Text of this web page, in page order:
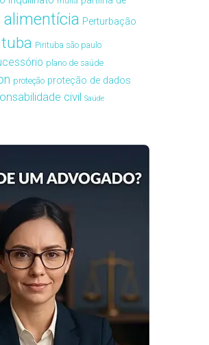
alimentícia Perturbação
Pirituba são paulo
plano de saúde
proteção proteção de dados
civil Saúde